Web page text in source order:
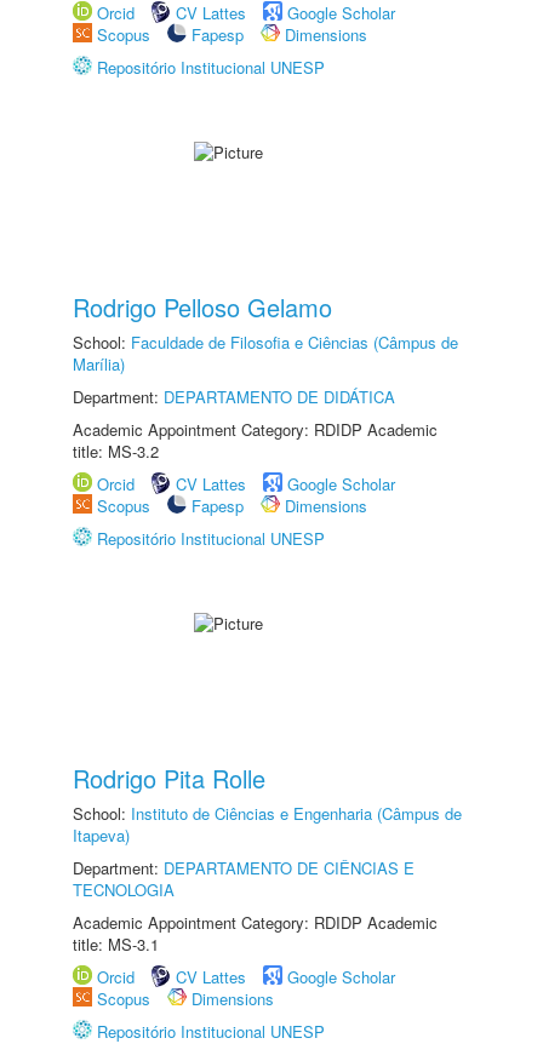
Orcid
CV Lattes
Google Scholar
Scopus
Fapesp
Dimensions
Repositório Institucional UNESP
Rodrigo Pelloso Gelamo
School: Faculdade de Filosofia e Ciências (Câmpus de
Marília)
Department: DEPARTAMENTO DE DIDÁTICA
Academic Appointment Category: RDIDP Academic
title: MS-3.2
Orcid
CV Lattes
Google Scholar
Scopus
Fapesp
Dimensions
Repositório Institucional UNESP
Rodrigo Pita Rolle
School: Instituto de Ciências e Engenharia (Câmpus de
Itapeva)
Department: DEPARTAMENTO DE CIÊNCIAS E
TECNOLOGIA
Academic Appointment Category: RDIDP Academic
title: MS-3.1
Orcid
CV Lattes
Google Scholar
Scopus
Dimensions
Repositório Institucional UNESP